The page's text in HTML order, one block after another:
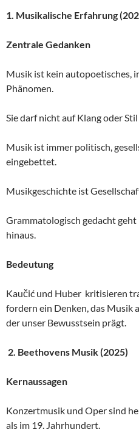
1. Musikalische Erfahrung
Zentrale Gedanken
Musik ist kein autopoetisches,
Phänomen.
Sie darf nicht auf Klang oder
Musik ist immer politisch,
eingebettet.
Musikgeschichte ist
Grammatologisch gedacht
hinaus.
Bedeutung
Kaučić und Huber kritisieren
fordern ein Denken, das Musik
der unser Bewusstsein prägt.
2. Beethovens Musik (2025)
Kernaussagen
Konzertmusik und Oper sind
als im 19. Jahrhundert.